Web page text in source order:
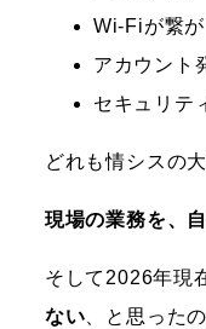
Wi-Fiが繋
アカウント
セキュリテ
どれも情シスの
現場の業務を、
そして2026年現
ない 、と思った